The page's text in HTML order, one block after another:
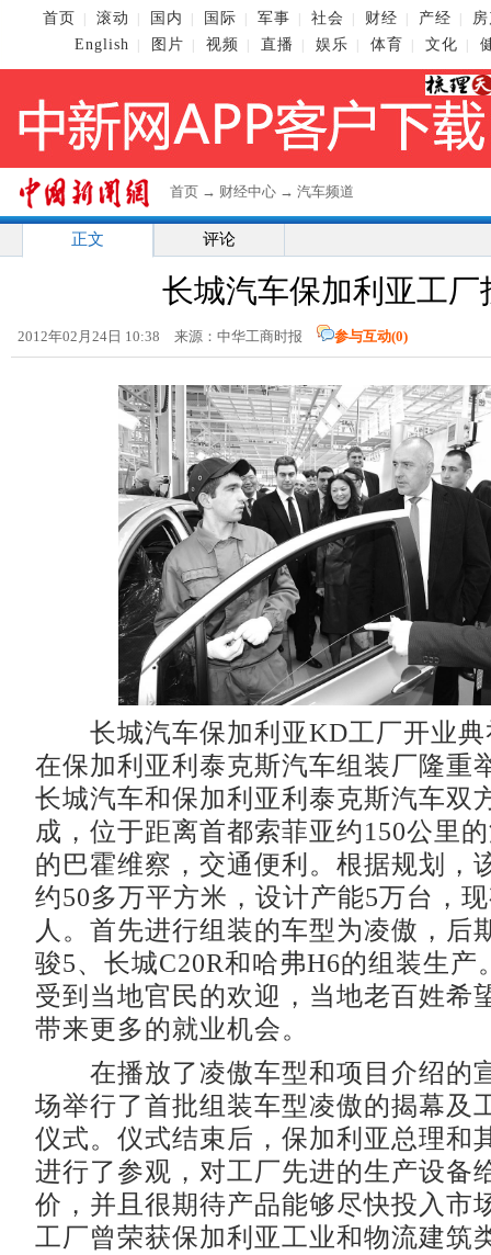
首页 滚动 国内 国际 军事 社会 财经 产经
English
图片 视频 直播 娱乐 体育 文化
首页 → 财经中心 → 汽车频道
正文 评论
长城汽车保加利亚工厂
2012年02月24日 10:38 来源：中华工商时报 参与互动(0)
长城汽车保加利亚KD工厂开业典
在保加利亚利泰克斯汽车组装厂隆重
长城汽车和保加利亚利泰克斯汽车双
成，位于距离首都索菲亚约150公里
的巴霍维察，交通便利。根据规划，
约50多万平方米，设计产能5万台，
人。首先进行组装的车型为凌傲，后
骏5、长城C20R和哈弗H6的组装生产
受到当地官民的欢迎，当地老百姓希
带来更多的就业机会。
在播放了凌傲车型和项目介绍的
场举行了首批组装车型凌傲的揭幕及
仪式。仪式结束后，保加利亚总理和
进行了参观，对工厂先进的生产设备
价，并且很期待产品能够尽快投入市
工厂曾荣获保加利亚工业和物流建筑